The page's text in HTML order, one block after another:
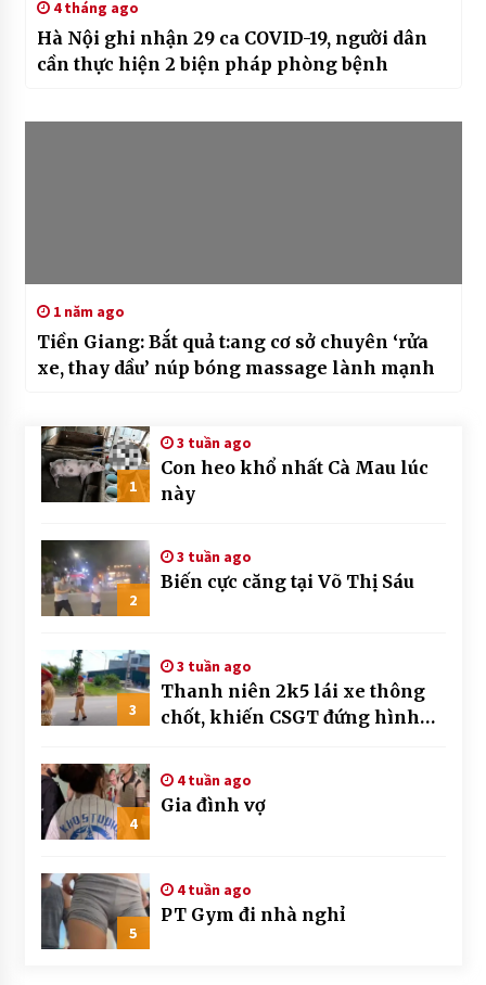
4 tháng ago
Hà Nội ghi nhận 29 ca COVID-19, người dân
cần thực hiện 2 biện pháp phòng bệnh
1 năm ago
Tiền Giang: Bắt quả t:ang cơ sở chuyên ‘rửa
xe, thay dầu’ núp bóng massage lành mạnh
1
3 tuần ago
Con heo khổ nhất Cà Mau lúc
này
2
3 tuần ago
Biến cực căng tại Võ Thị Sáu
3
3 tuần ago
Thanh niên 2k5 lái xe thông
chốt, khiến CSGT đứng hình
4
4 tuần ago
Gia đình vợ
5
4 tuần ago
PT Gym đi nhà nghỉ